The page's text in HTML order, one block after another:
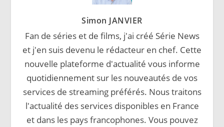
Simon JANVIER
Fan de séries et de films, j'ai créé Série News
et j'en suis devenu le rédacteur en chef. Cette
nouvelle plateforme d'actualité vous informe
quotidiennement sur les nouveautés de vos
services de streaming préférés. Nous traitons
l'actualité des services disponibles en France
et dans les pays francophones. Vous pouvez